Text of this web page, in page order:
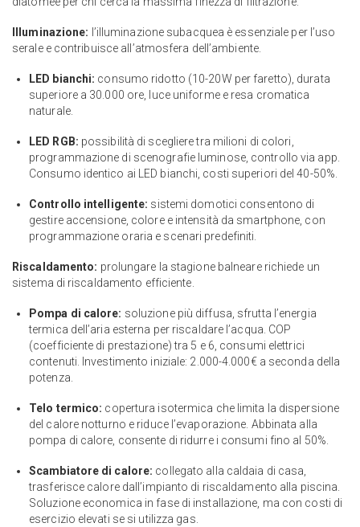
Illuminazione: l’illuminazione subacquea è essenziale per l’uso
serale e contribuisce all’atmosfera dell’ambiente.
LED bianchi: consumo ridotto (10-20W per faretto), durata
superiore a 30.000 ore, luce uniforme e resa cromatica
naturale.
LED RGB: possibilità di scegliere tra milioni di colori,
programmazione di scenografie luminose, controllo via app.
Consumo identico ai LED bianchi, costi superiori del 40-50%.
Controllo intelligente: sistemi domotici consentono di
gestire accensione, colore e intensità da smartphone, con
programmazione oraria e scenari predefiniti.
Riscaldamento: prolungare la stagione balneare richiede un
sistema di riscaldamento efficiente.
Pompa di calore: soluzione più diffusa, sfrutta l’energia
termica dell’aria esterna per riscaldare l’acqua. COP
(coefficiente di prestazione) tra 5 e 6, consumi elettrici
contenuti. Investimento iniziale: 2.000-4.000€ a seconda della
potenza.
Telo termico: copertura isotermica che limita la dispersione
del calore notturno e riduce l’evaporazione. Abbinata alla
pompa di calore, consente di ridurre i consumi fino al 50%.
Scambiatore di calore: collegato alla caldaia di casa,
trasferisce calore dall’impianto di riscaldamento alla piscina.
Soluzione economica in fase di installazione, ma con costi di
esercizio elevati se si utilizza gas.